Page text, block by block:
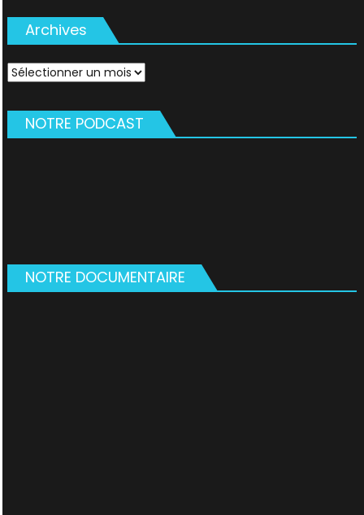
Archives
Archives
NOTRE PODCAST
NOTRE DOCUMENTAIRE